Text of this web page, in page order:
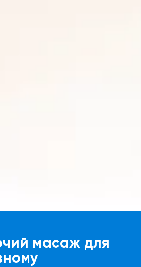
масаж для